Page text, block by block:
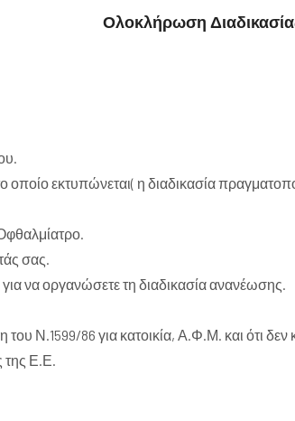
Ολοκλήρωση
εκτυπώνεται( η διαδικασία
σας.
να οργανώσετε τη διαδικασία ανανέωσης.
Ν.1599/86 για κατοικία, Α.Φ.Μ. και ότι δεν
της Ε.Ε.